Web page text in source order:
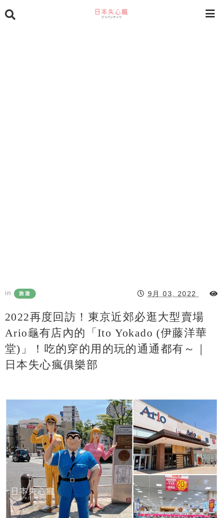
in 旅遊 9月 03, 2022
2022再度回訪！東京近郊必逛大型賣場
Ario龜有店內的「Ito Yokado (伊藤洋華
堂)」！吃的穿的用的玩的通通都有～｜
日本失心瘋俱樂部